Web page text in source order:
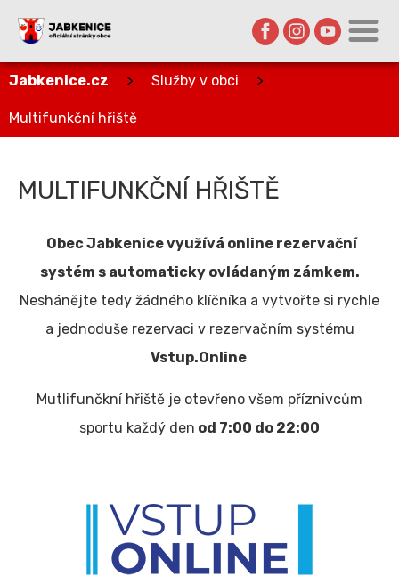
Jabkenice.cz > Služby v obci >
Multifunkční hřiště
MULTIFUNKČNÍ HŘIŠTĚ
Obec Jabkenice využívá online rezervační
systém s automaticky ovládaným zámkem.
Neshánějte tedy žádného klíčníka a vytvořte si rychle
a jednoduše rezervaci v rezervačním systému
Vstup.Online
Mutlifunčkní hřiště je otevřeno všem příznivcům
sportu každý den od 7:00 do 22:00